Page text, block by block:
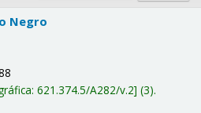
Negro
621.374.5/A282/v.2 (3).